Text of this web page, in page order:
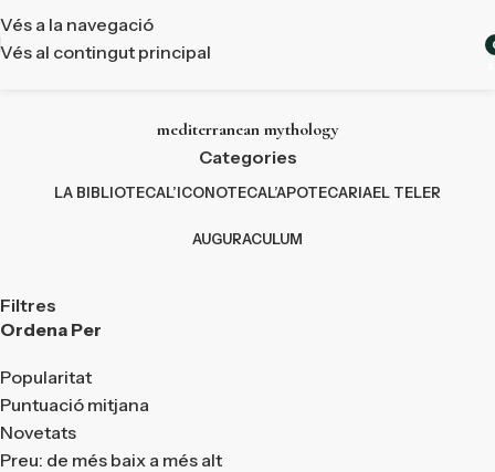
Vés a la navegació
Vés al contingut principal
mediterranean mythology
Categories
LA BIBLIOTECAL’ICONOTECAL’APOTECARIAEL TELER
AUGURACULUM
Filtres
Ordena Per
Popularitat
Puntuació mitjana
Novetats
Preu: de més baix a més alt